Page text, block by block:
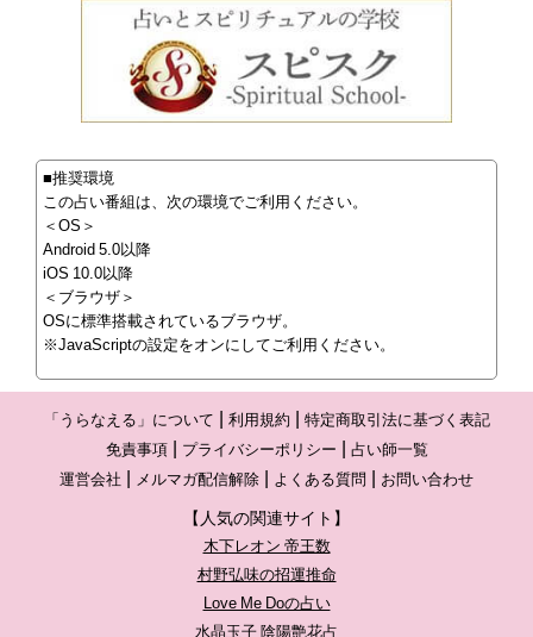
■推奨環境
この占い番組は、次の環境でご利用ください。
＜OS＞
Android 5.0以降
iOS 10.0以降
＜ブラウザ＞
OSに標準搭載されているブラウザ。
※JavaScriptの設定をオンにしてご利用ください。
「うらなえる」について 利用規約
特定商取引法に基づく表記
免責事項
プライバシーポリシー
占い師一覧
運営会社
メルマガ配信解除 よくある質問 お問い合わせ
【人気の関連サイト】
木下レオン 帝王数
村野弘味の招運推命
Love Me Doの占い
水晶玉子 陰陽艶花占